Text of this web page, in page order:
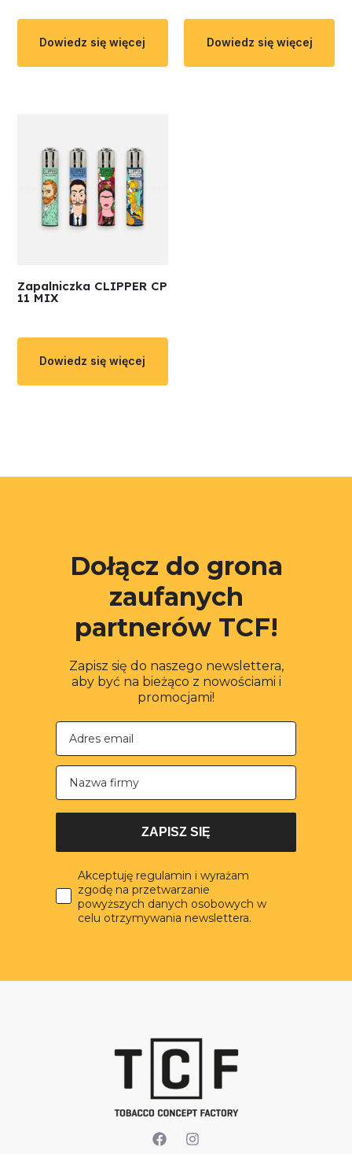
Dowiedz się więcej Dowiedz się więcej
Zapalniczka CLIPPER CP
11 MIX
Dowiedz się więcej
Dołącz do grona
zaufanych
partnerów TCF!
Zapisz się do naszego newslettera,
aby być na bieżąco z nowościami i
promocjami!
Nazwa firmy
ZAPISZ SIĘ
Akceptuję regulamin i wyrażam
zgodę na przetwarzanie
powyższych danych osobowych w
celu otrzymywania newslettera.